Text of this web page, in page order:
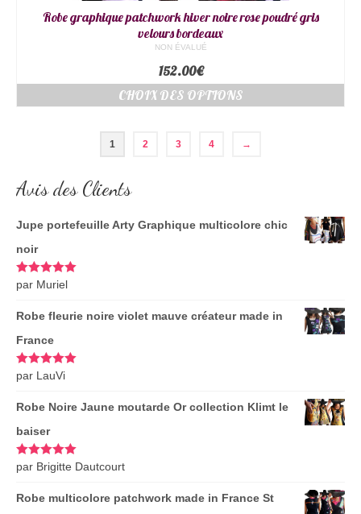
Robe graphique patchwork hiver noire rose poudré gris
velours bordeaux
NON ÉVALUÉ
152.00€
CHOIX DES OPTIONS
1 2 3 4 →
Avis des Clients
Jupe portefeuille Arty Graphique multicolore chic
noir
Note5sur
5
par Muriel
Robe fleurie noire violet mauve créateur made in
France
Note 5sur
5
par LauVi
Robe Noire Jaune moutarde Or collection Klimt le
baiser
Note5sur
5
par Brigitte Dautcourt
Robe multicolore patchwork made in France St